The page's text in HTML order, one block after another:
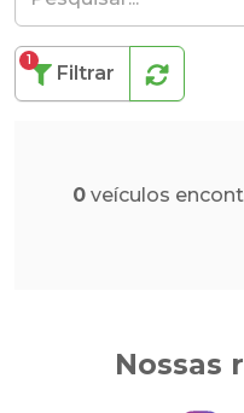
Filtrar
1
0 veículos
Nossas